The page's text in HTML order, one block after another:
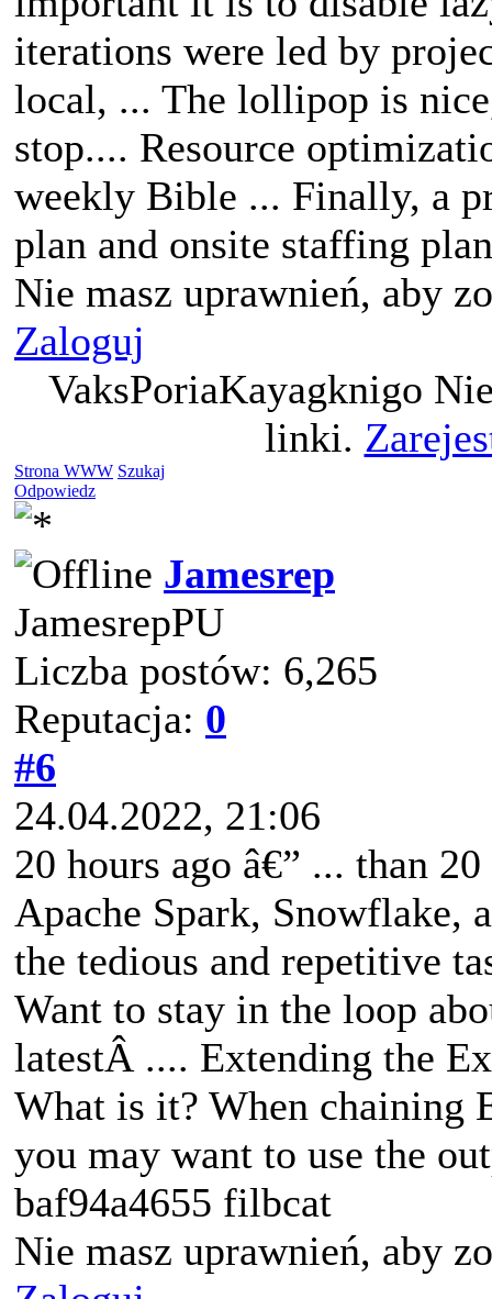
iterations were led by
local, ... The lollipop is
stop.... Resource
weekly Bible ... Finally, a
plan and onsite staffing
Nie masz uprawnień, aby
Zaloguj
VaksPoriaKayagknigo
linki.
Strona WWW Szukaj
Odpowiedz
Jamesrep
JamesrepPU
Liczba postów: 6,265
Reputacja: 0
#6
24.04.2022, 21:06
20 hours ago â€” ... than
Apache Spark, Snowflake,
the tedious and repetitive
Want to stay in the loop
latestÂ .... Extending the
What is it? When chaining
you may want to use the
baf94a4655 filbcat
Nie masz uprawnień, aby